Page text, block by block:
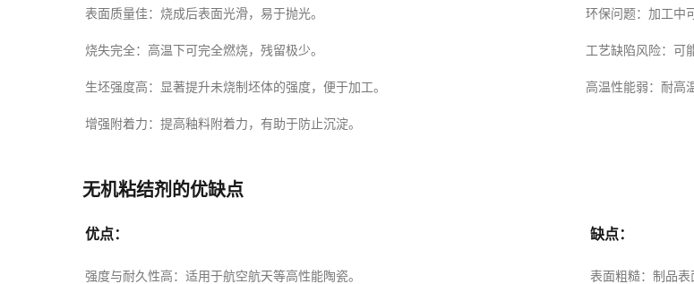
表面质量佳：烧成后表面光滑，易于抛光。
烧失完全：高温下可完全燃烧，残留极少。
生坯强度高：显著提升未烧制坯体的强度，便于加工。
增强附着力：提高釉料附着力，有助于防止沉淀。
环保问题：加工中
工艺缺陷风险：可
高温性能弱：耐高
无机粘结剂的优缺点
优点： 缺点：
强度与耐久性高：适用于航空航天等高性能陶瓷。 表面粗糙：制品表